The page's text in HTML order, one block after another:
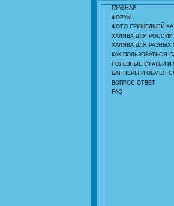
ГЛАВНАЯ
ФОРУМ
ФОТО ПРИШЕДШЕЙ
ХАЛЯВА ДЛЯ РОССИИ
ХАЛЯВА ДЛЯ РАЗНЫХ
КАК ПОЛЬЗОВАТЬСЯ
ПОЛЕЗНЫЕ СТАТЬИ И
БАННЕРЫ И ОБМЕН
ВОПРОС-ОТВЕТ
FAQ